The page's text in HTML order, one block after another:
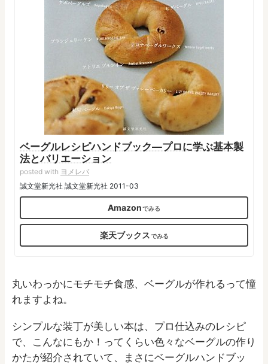
ベーグルレシピハンドブック―プロに学ぶ基本製
法とバリエーション
posted with ヨメレバ
誠文堂新光社 誠文堂新光社 2011-03
Amazon
楽天ブックス
丸いわっかにモチモチ食感、ベーグルが作れるって憧
れますよね。
シンプルな装丁が美しい本は、プロ仕込みのレシピ
で、こんなにもか！ってくらい色々なベーグルの作り
かたが紹介されていて、まさにベーグルハンドブッ